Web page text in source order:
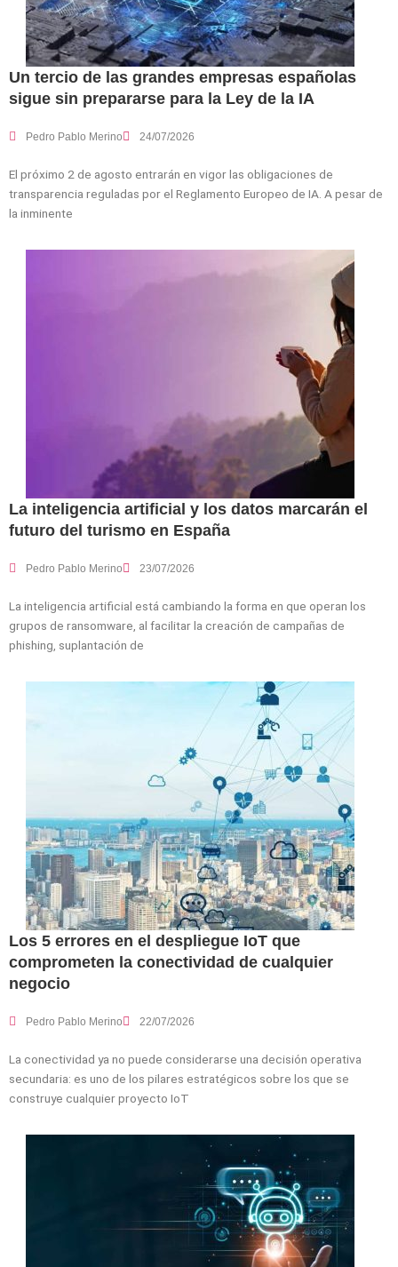
Un tercio de las grandes empresas españolas
sigue sin prepararse para la Ley de la IA
Pedro Pablo Merino 24/07/2026
El próximo 2 de agosto entrarán en vigor las obligaciones de
transparencia reguladas por el Reglamento Europeo de IA. A pesar de
la inminente
La inteligencia artificial y los datos marcarán el
futuro del turismo en España
Pedro Pablo Merino 23/07/2026
La inteligencia artificial está cambiando la forma en que operan los
grupos de ransomware, al facilitar la creación de campañas de
phishing, suplantación de
Los 5 errores en el despliegue IoT que
comprometen la conectividad de cualquier
negocio
Pedro Pablo Merino 22/07/2026
La conectividad ya no puede considerarse una decisión operativa
secundaria: es uno de los pilares estratégicos sobre los que se
construye cualquier proyecto IoT